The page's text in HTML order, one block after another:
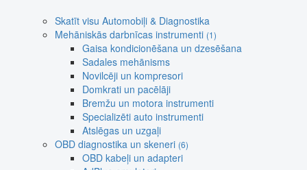
Skatīt visu Automobiļi & Diagnostika
Mehāniskās darbnīcas instrumenti (1)
Gaisa kondicionēšana un dzesēšana
Sadales mehānisms
Novilcēji un kompresori
Domkrati un pacēlāji
Bremžu un motora instrumenti
Specializēti auto instrumenti
Atslēgas un uzgaļi
OBD diagnostika un skeneri (6)
OBD kabeļi un adapteri